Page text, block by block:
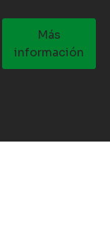
Más
información